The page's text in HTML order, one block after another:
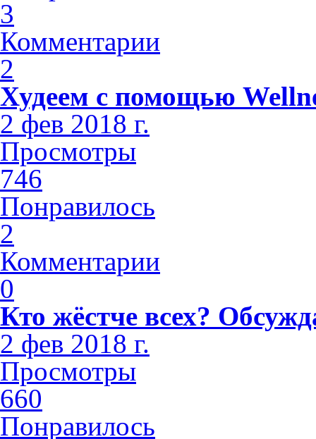
3
Комментарии
2
Худеем с помощью
2 фев 2018 г.
Просмотры
746
Понравилось
2
Комментарии
0
Кто жёстче всех?
2 фев 2018 г.
Просмотры
660
Понравилось